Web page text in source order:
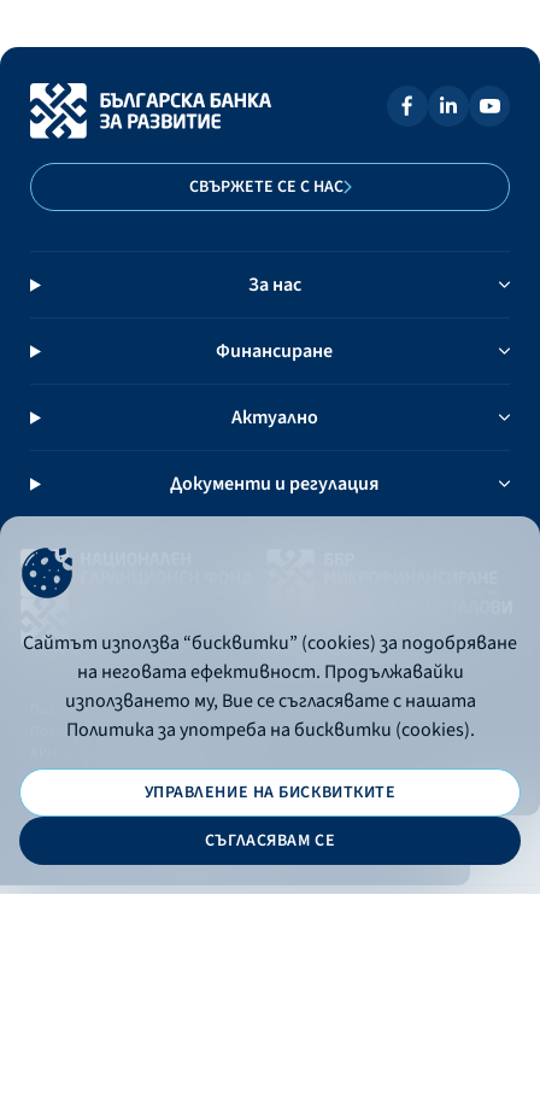
СВЪРЖЕТЕ СЕ С НАС
За нас
Финансиране
Актуално
Документи и регулация
Политика за употреба на бисквитки
Политика за поверителност
© 2026 - Българска банка за развитие
Сайтът използва “бисквитки” (cookies) за подобряване
на неговата ефективност. Продължавайки
използването му, Вие се съгласявате с нашата
Политика за употреба на бисквитки (cookies).
УПРАВЛЕНИЕ НА БИСКВИТКИТЕ
СЪГЛАСЯВАМ СЕ